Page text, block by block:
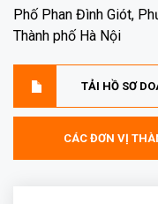
Phố Phan Đình Giót,
Thành phố Hà Nội
TẢI HỒ SƠ
CÁC ĐƠN VỊ